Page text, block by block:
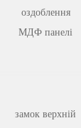
оздоблення
МДФ панелі
замок верхній